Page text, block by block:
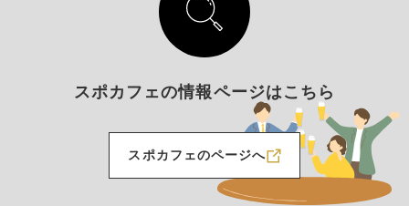
スポカフェの情報ページはこちら
スポカフェのページへ
新しいWindowで開きます